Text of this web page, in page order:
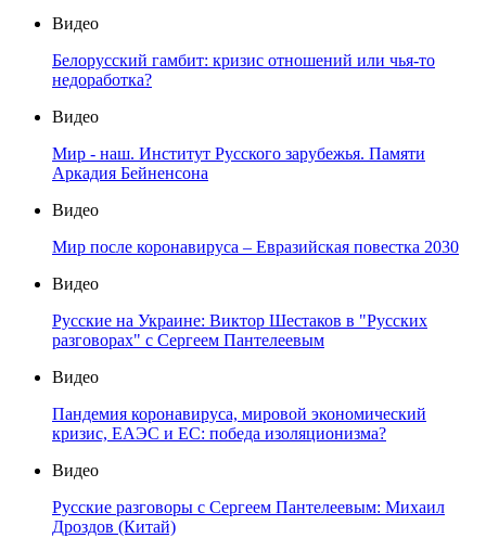
Видео
Белорусский гамбит: кризис отношений или чья-то
недоработка?
Видео
Мир - наш. Институт Русского зарубежья. Памяти
Аркадия Бейненсона
Видео
Мир после коронавируса – Евразийская повестка 2030
Видео
Русские на Украине: Виктор Шестаков в "Русских
разговорах" с Сергеем Пантелеевым
Видео
Пандемия коронавируса, мировой экономический
кризис, ЕАЭС и ЕС: победа изоляционизма?
Видео
Русские разговоры с Сергеем Пантелеевым: Михаил
Дроздов (Китай)